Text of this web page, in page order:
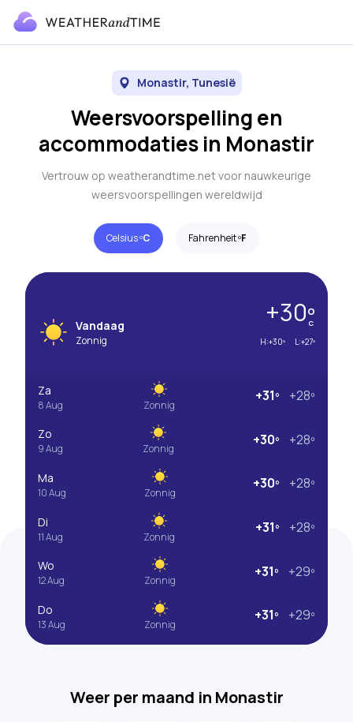
Monastir, Tunesië
Weersvoorspelling en
accommodaties in Monastir
Vertrouw op weatherandtime.net voor nauwkeurige
weersvoorspellingen wereldwijd
Celsius ºC Fahrenheit ºF
Vandaag
Zonnig
+30º
C
H:+30º L:+27º
Za
8 Aug Zonnig
+31º +28º
Zo
9 Aug Zonnig
+30º +28º
Ma
10 Aug Zonnig
+30º +28º
Di
11 Aug Zonnig
+31º +28º
Wo
12 Aug Zonnig
+31º +29º
Do
13 Aug Zonnig
+31º +29º
Weer per maand in Monastir